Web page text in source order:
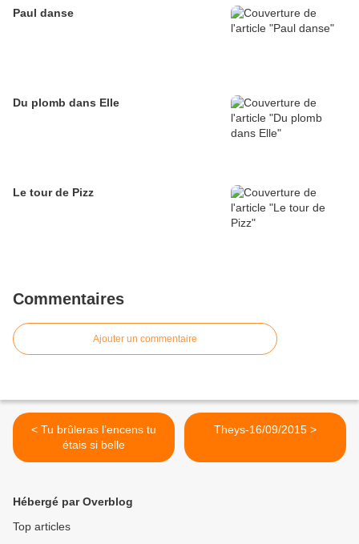
Paul danse
Du plomb dans Elle
Le tour de Pizz
Commentaires
Ajouter un commentaire
< Tu brûleras l’encens tu
étais si belle
Theys-16/09/2015 >
Hébergé par Overblog
Top articles